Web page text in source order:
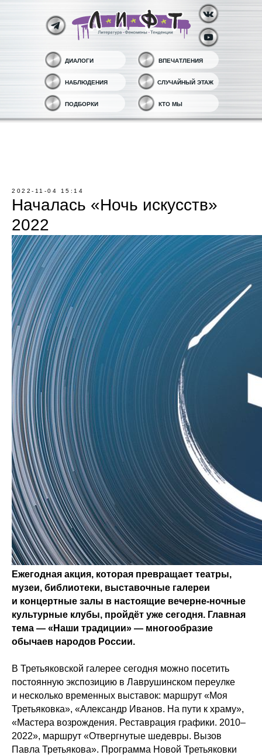
ДИАЛОГИ ВПЕЧАТЛЕНИЯ
НАБЛЮДЕНИЯ СЛУЧАЙНЫЙ ЭТАЖ
ПОДБОРКИ КТО МЫ
2022-11-04 15:14
Началась «Ночь искусств»
2022
Ежегодная акция, которая превращает театры,
музеи, библиотеки, выставочные галереи
и концертные залы в настоящие вечерне-ночные
культурные клубы, пройдёт уже сегодня. Главная
тема — «Наши традиции» — многообразие
обычаев народов России.
В Третьяковской галерее сегодня можно посетить
постоянную экспозицию в Лаврушинском переулке
и несколько временных выставок: маршрут «Моя
Третьяковка», «Александр Иванов. На пути к храму»,
«Мастера возрождения. Реставрация графики. 2010–
2022», маршрут «Отвергнутые шедевры. Вызов
Павла Третьякова». Программа Новой Третьяковки